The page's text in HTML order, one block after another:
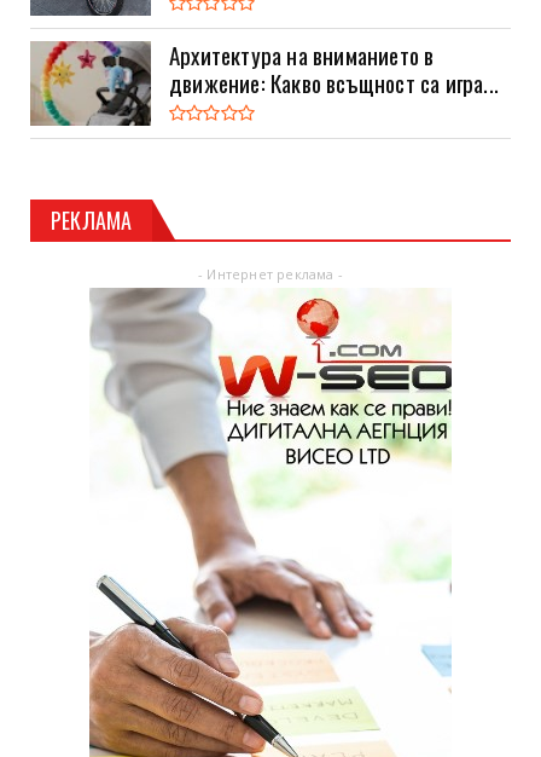
Архитектура на вниманието в
движение: Какво всъщност са игра...
РЕКЛАМА
- Интернет реклама -